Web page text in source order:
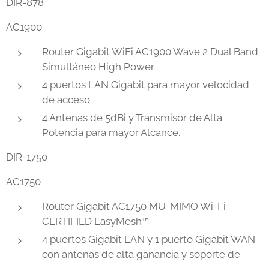
AC1900
Router Gigabit WiFi AC1900 Wave 2 Dual Band
Simultáneo High Power.
4 puertos LAN Gigabit para mayor velocidad
de acceso.
4 Antenas de 5dBi y Transmisor de Alta
Potencia para mayor Alcance.
DIR-1750
AC1750
Router Gigabit AC1750 MU-MIMO Wi-Fi
CERTIFIED EasyMesh™
4 puertos Gigabit LAN y 1 puerto Gigabit WAN
con antenas de alta ganancia y soporte de